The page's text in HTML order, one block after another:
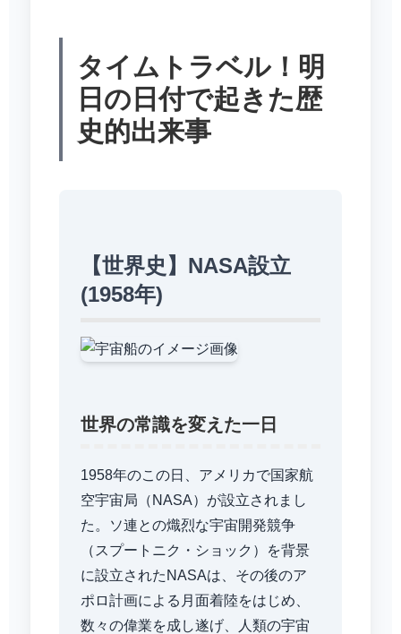
タイムトラベル！明
日の日付で起きた歴
史的出来事
【世界史】NASA設立
(1958年)
世界の常識を変えた一日
1958年のこの日、アメリカで国家航
空宇宙局（NASA）が設立されまし
た。ソ連との熾烈な宇宙開発競争
（スプートニク・ショック）を背景
に設立されたNASAは、その後のア
ポロ計画による月面着陸をはじめ、
数々の偉業を成し遂げ、人類の宇宙